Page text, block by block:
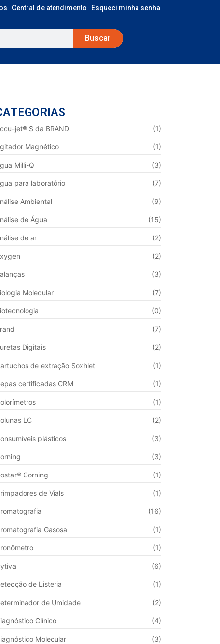
Central de atendimento Esqueci minha senha
Buscar
jet® S da BRAND (1)
Magnético (1)
Milli-Q (3)
para laboratório (7)
Ambiental (9)
de Água (15)
de ar (2)
(2)
(3)
Molecular (7)
(0)
(7)
Digitais (2)
de extração Soxhlet (1)
certificadas CRM (1)
(1)
LC (2)
plásticos (3)
(3)
Corning (1)
de Vials (1)
(16)
Gasosa (1)
(1)
(6)
de Listeria (1)
de Umidade (2)
Clínico (4)
Molecular (3)